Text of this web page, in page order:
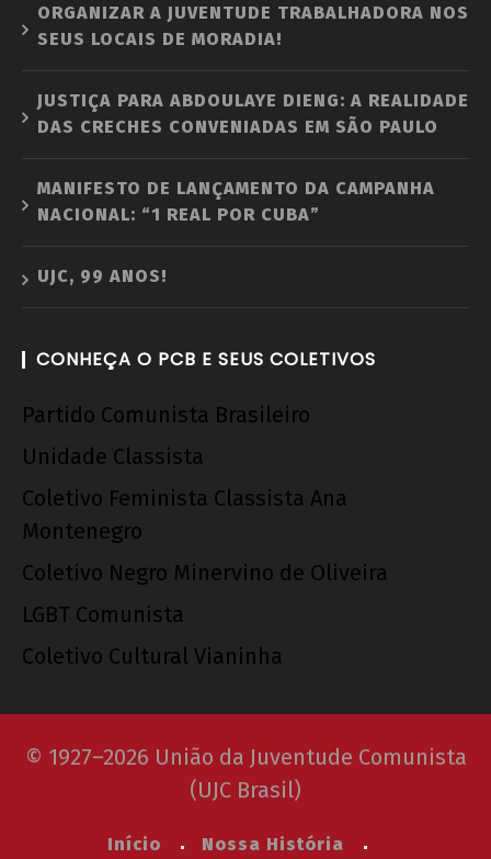
ORGANIZAR A JUVENTUDE TRABALHADORA NOS
SEUS LOCAIS DE MORADIA!
JUSTIÇA PARA ABDOULAYE DIENG: A REALIDADE
DAS CRECHES CONVENIADAS EM SÃO PAULO
MANIFESTO DE LANÇAMENTO DA CAMPANHA
NACIONAL: “1 REAL POR CUBA”
UJC, 99 ANOS!
CONHEÇA O PCB E SEUS COLETIVOS
Partido Comunista Brasileiro
Unidade Classista
Coletivo Feminista Classista Ana
Montenegro
Coletivo Negro Minervino de Oliveira
LGBT Comunista
Coletivo Cultural Vianinha
© 1927–2026 União da Juventude Comunista
(UJC Brasil)
Início Nossa História